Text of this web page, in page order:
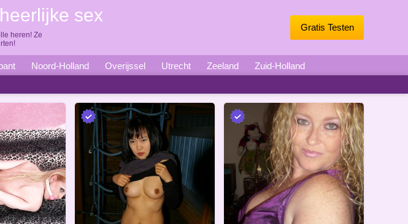
Gratis Testen
sex
heren! Ze
Noord-Holland Overijssel Utrecht Zeeland Zuid-Holland